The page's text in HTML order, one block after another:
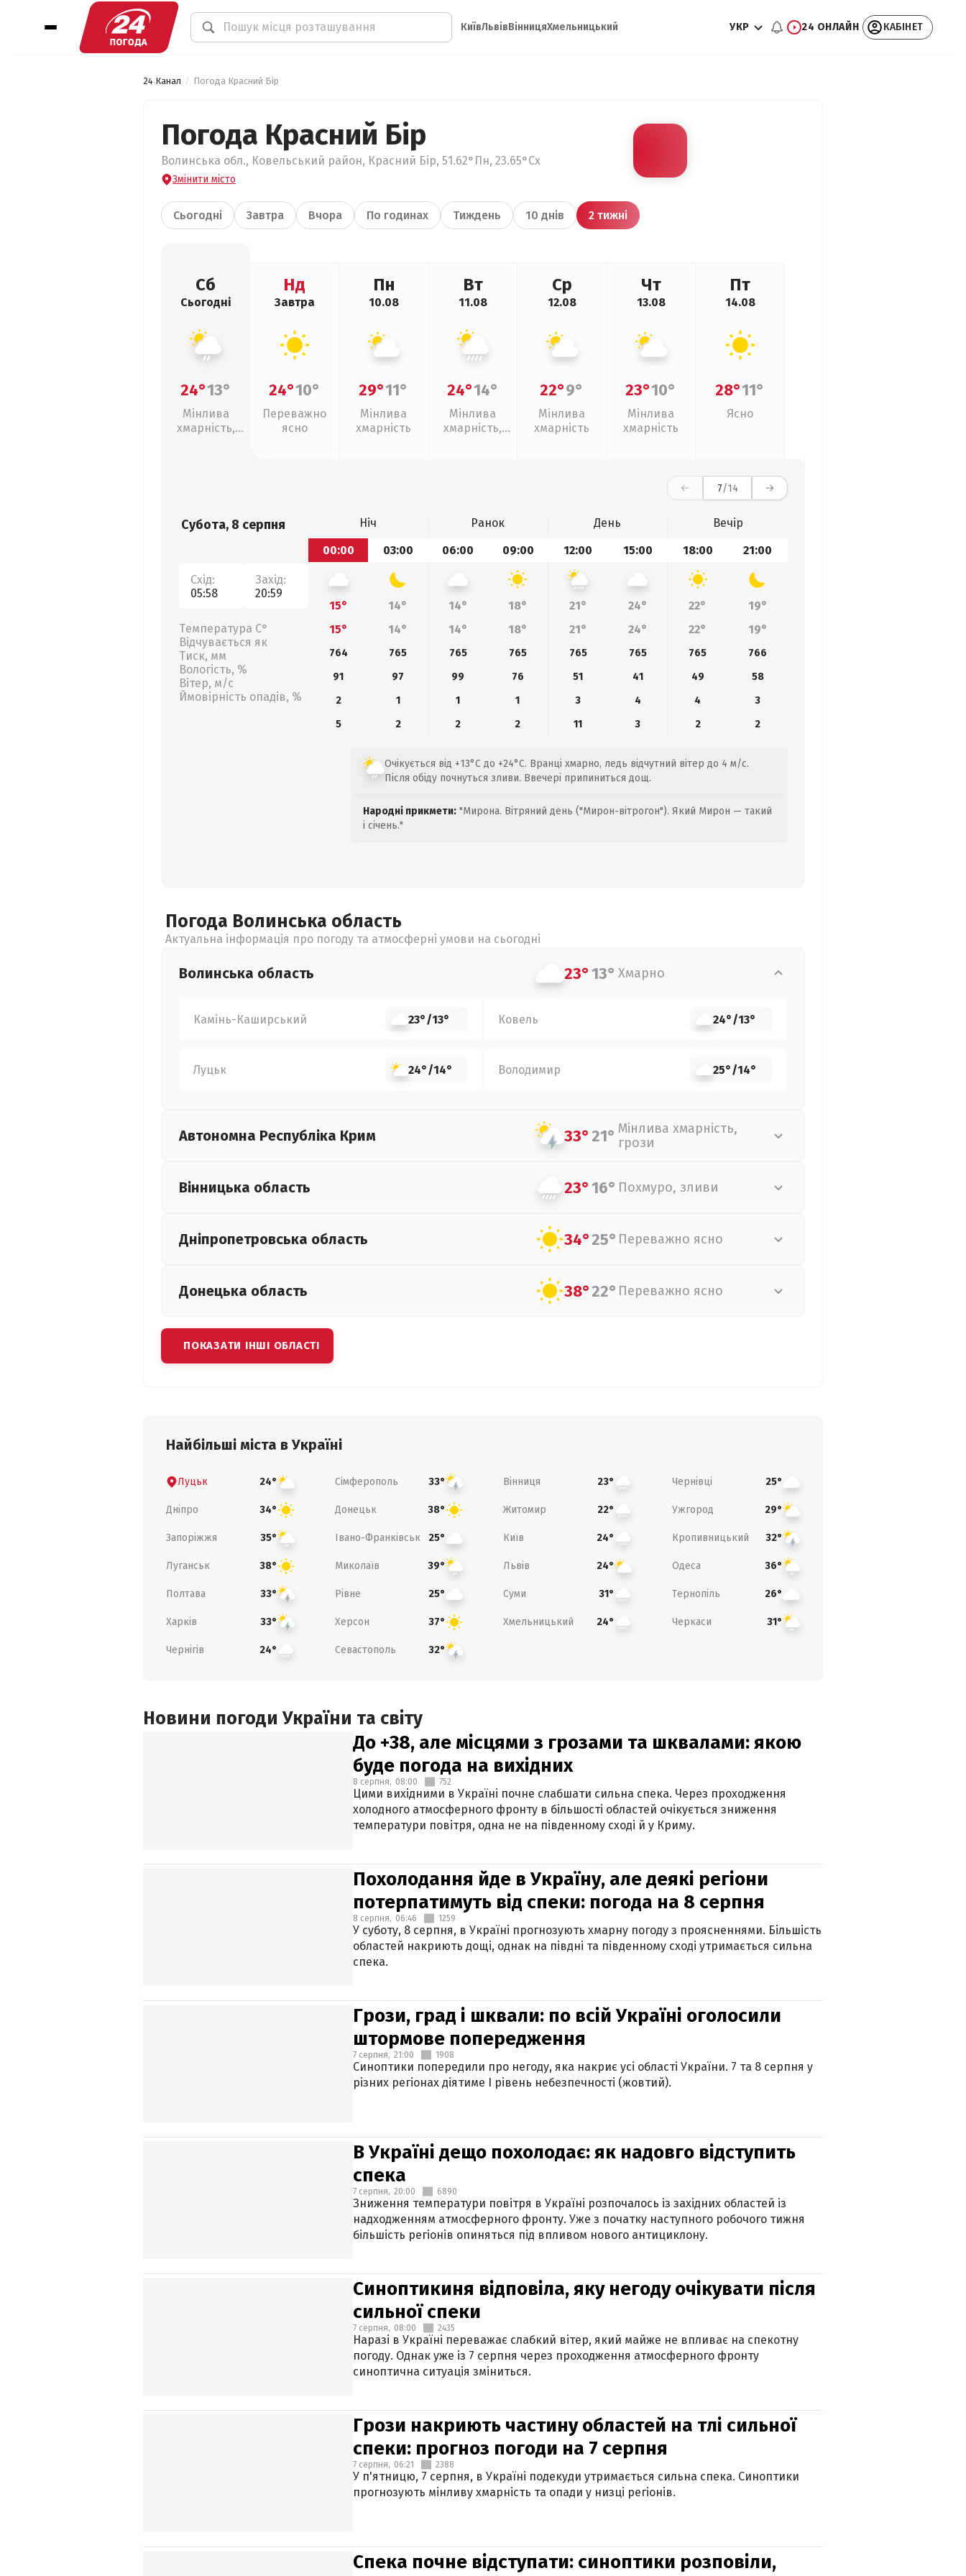
КиївЛьвівВінницяХмельницький УКР 24 ОНЛАЙН КАБІНЕТ
24 Канал Погода Красний Бір
Погода Красний Бір
Волинська обл., Ковельський район, Красний Бір, 51.62°Пн, 23.65°Сх
Змінити місто
Сьогодні Завтра Вчора По годинах Тиждень 10 днів 2 тижні
Сб
Сьогодні
24°13°
Мінлива
хмарність,
Нд
Завтра
24°10°
Переважно
ясно
Пн
10.08
29°11°
Мінлива
хмарність
Вт
11.08
24°14°
Мінлива
хмарність,
Ср
12.08
22°9°
Мінлива
хмарність
Чт
13.08
23°10°
Мінлива
хмарність
Пт
14.08
28°11°
Ясно
7/14
Субота, 8 серпня
Схід:
05:58
Захід:
20:59
Температура С°
Відчувається як
Тиск, мм
Вологість, %
Вітер, м/с
Ймовірність опадів, %
Ніч Ранок День
Вечір
00:00
03:00 06:00 09:00 12:00 15:00 18:00 21:00
15° 14° 14° 18° 21° 24° 22°
19°
15°
14° 14° 18° 21° 24° 22° 19°
764 765 765 765 765 765 765
766
91
97 99 76 51 41 49
58
2
1 1 1 3 4 4
3
5
2 2 2 11 3 2 2
Очікується від +13°C до +24°C. Вранці хмарно, ледь відчутний вітер до 4 м/с.
Після обіду почнуться зливи. Ввечері припиниться дощ.
Народні прикмети: "Мирона. Вітряний день ("Мирон-вітрогон"). Який Мирон — такий
і січень."
Погода Волинська область
Актуальна інформація про погоду та атмосферні умови на сьогодні
Волинська область 23°13° Хмарно
Камінь-Каширський 23°/13° Ковель 24°/13°
Луцьк 24°/14° Володимир 25°/14°
Автономна Республіка Крим 33°21° Мінлива хмарність,
грози
Вінницька область 23°16° Похмуро, зливи
Дніпропетровська область 34°25° Переважно ясно
Донецька область 38°22° Переважно ясно
ПОКАЗАТИ ІНШІ ОБЛАСТІ
Найбільші міста в Україні
Луцьк 24° Сімферополь 33° Вінниця 23° Чернівці 25°
Дніпро 34° Донецьк 38° Житомир 22° Ужгород 29°
Запоріжжя 35° Івано-Франківськ 25° Київ 24° Кропивницький 32°
Луганськ 38° Миколаїв 39° Львів 24° Одеса 36°
Полтава 33° Рівне 25° Суми 31° Тернопіль 26°
Харків 33° Херсон 37° Хмельницький 24° Черкаси 31°
Чернігів 24° Севастополь 32°
Новини погоди України та світу
До +38, але місцями з грозами та шквалами: якою
буде погода на вихідних
8 серпня, 08:00 752
Цими вихідними в Україні почне слабшати сильна спека. Через проходження
холодного атмосферного фронту в більшості областей очікується зниження
температури повітря, одна не на південному сході й у Криму.
Похолодання йде в Україну, але деякі регіони
потерпатимуть від спеки: погода на 8 серпня
8 серпня, 06:46 1259
У суботу, 8 серпня, в Україні прогнозують хмарну погоду з проясненнями. Більшість
областей накриють дощі, однак на півдні та південному сході утримається сильна
спека.
Грози, град і шквали: по всій Україні оголосили
штормове попередження
7 серпня, 21:00 1908
Синоптики попередили про негоду, яка накриє усі області України. 7 та 8 серпня у
різних регіонах діятиме І рівень небезпечності (жовтий).
В Україні дещо похолодає: як надовго відступить
спека
7 серпня, 20:00 6890
Зниження температури повітря в Україні розпочалось із західних областей із
надходженням атмосферного фронту. Уже з початку наступного робочого тижня
більшість регіонів опиняться під впливом нового антициклону.
Синоптикиня відповіла, яку негоду очікувати після
сильної спеки
7 серпня, 08:00 2435
Наразі в Україні переважає слабкий вітер, який майже не впливає на спекотну
погоду. Однак уже із 7 серпня через проходження атмосферного фронту
синоптична ситуація зміниться.
Грози накриють частину областей на тлі сильної
спеки: прогноз погоди на 7 серпня
7 серпня, 06:21 2388
У п'ятницю, 7 серпня, в Україні подекуди утримається сильна спека. Синоптики
прогнозують мінливу хмарність та опади у низці регіонів.
Спека почне відступати: синоптики розповіли,